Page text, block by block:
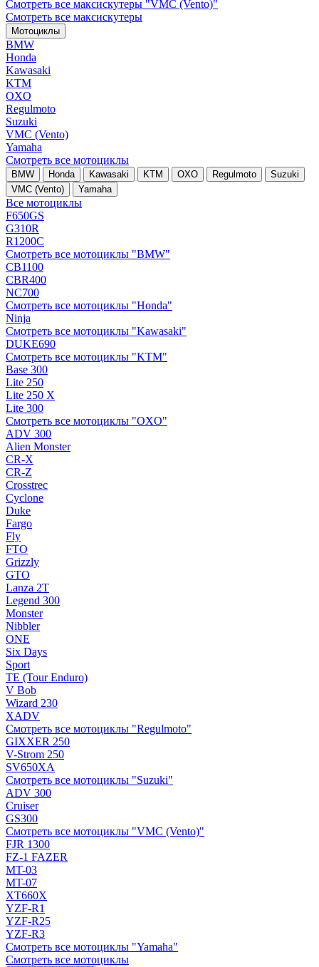
Смотреть все максискутеры "VMC (Vento)"
Смотреть все максискутеры
Мотоциклы
BMW
Honda
Kawasaki
KTM
OXO
Regulmoto
Suzuki
VMC (Vento)
Yamaha
Смотреть все мотоциклы
BMW Honda Kawasaki KTM OXO Regulmoto
Suzuki
VMC (Vento)
Yamaha
Все мотоциклы
F650GS
G310R
R1200C
Смотреть все мотоциклы "BMW"
CB1100
CBR400
NC700
Смотреть все мотоциклы "Honda"
Ninja
Смотреть все мотоциклы "Kawasaki"
DUKE690
Смотреть все мотоциклы "KTM"
Base 300
Lite 250
Lite 250 X
Lite 300
Смотреть все мотоциклы "OXO"
ADV 300
Alien Monster
CR-X
CR-Z
Crosstrec
Cyclone
Duke
Fargo
Fly
FTO
Grizzly
GTO
Lanza 2T
Legend 300
Monster
Nibbler
ONE
Six Days
Sport
TE (Tour Enduro)
V Bob
Wizard 230
XADV
Смотреть все мотоциклы "Regulmoto"
GIXXER 250
V-Strom 250
SV650XA
Смотреть все мотоциклы "Suzuki"
ADV 300
Cruiser
GS300
Смотреть все мотоциклы "VMC (Vento)"
FJR 1300
FZ-1 FAZER
MT-03
MT-07
XT660X
YZF-R1
YZF-R25
YZF-R3
Смотреть все мотоциклы "Yamaha"
Смотреть все мотоциклы